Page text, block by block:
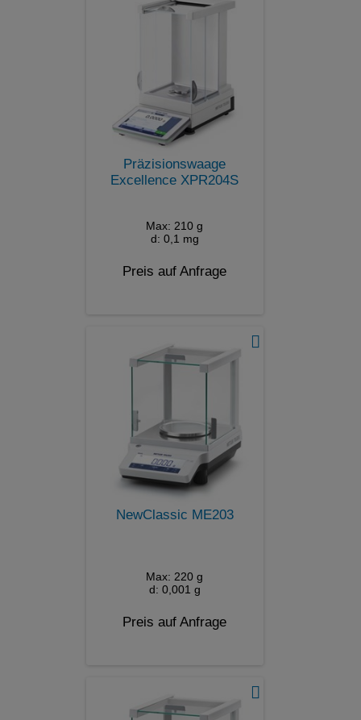
Präzisionswaage
Excellence XPR204S
Max: 210 g
d: 0,1 mg
Preis auf Anfrage
NewClassic ME203
Max: 220 g
d: 0,001 g
Preis auf Anfrage